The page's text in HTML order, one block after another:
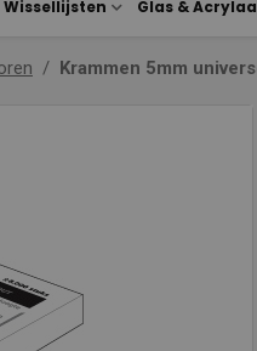
Wissellijsten Glas &
Krammen 5mm